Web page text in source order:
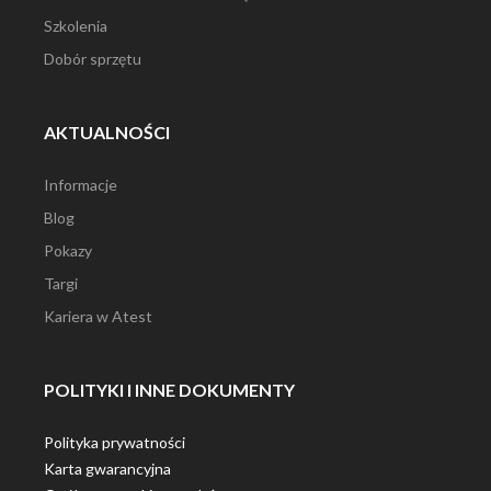
Szkolenia
Dobór sprzętu
AKTUALNOŚCI
Informacje
Blog
Pokazy
Targi
Kariera w Atest
POLITYKI I INNE DOKUMENTY
Polityka prywatności
Karta gwarancyjna